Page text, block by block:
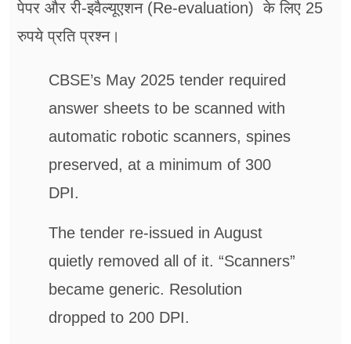
पेपर और री-इवैल्यूएशन (Re-evaluation) के लिए 25
रुपये प्रति प्रश्न।
CBSE’s May 2025 tender required
answer sheets to be scanned with
automatic robotic scanners, spines
preserved, at a minimum of 300
DPI.
The tender re-issued in August
quietly removed all of it. “Scanners”
became generic. Resolution
dropped to 200 DPI.